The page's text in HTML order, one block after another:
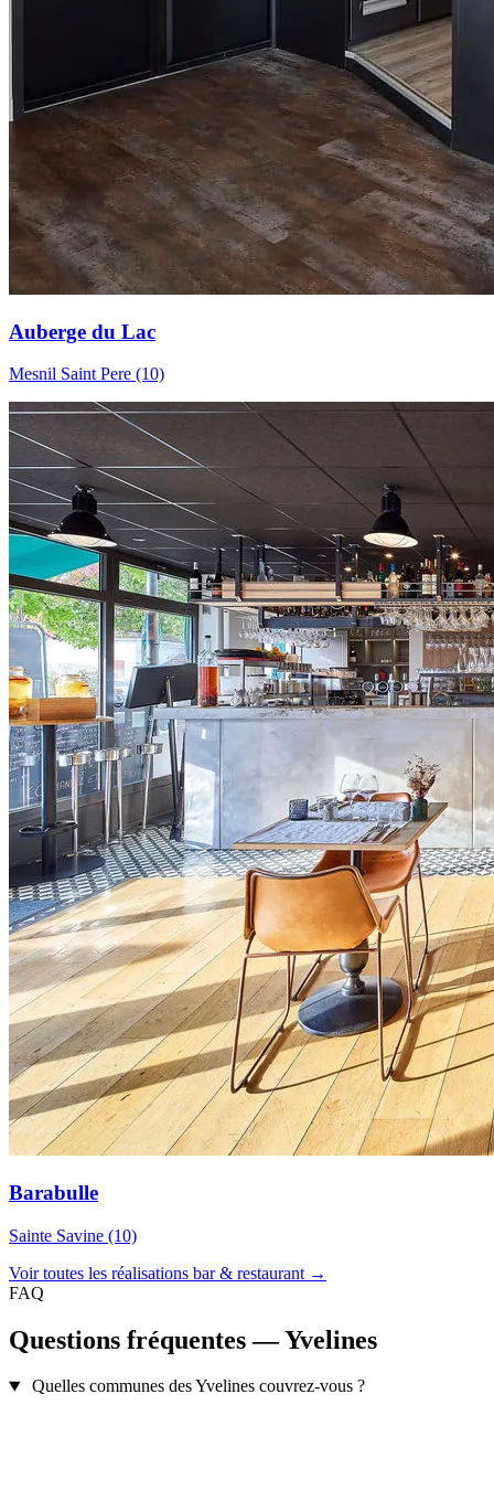
Auberge du Lac
Mesnil Saint Pere (10)
Barabulle
Sainte Savine (10)
Voir toutes les réalisations bar & restaurant →
FAQ
Questions fréquentes — Yvelines
Quelles communes des Yvelines couvrez-vous ?